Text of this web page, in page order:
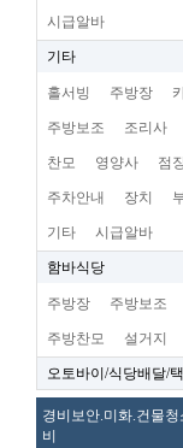
시급알바
기타
홀서빙 주방장
주방보조 조리사
찬모 영양사 점
주차안내 장치
기타 시급알바
함바식당
주방장 주방보조
주방찬모 설거지
오토바이/식당배달/
경비보안.미화.건물청
비